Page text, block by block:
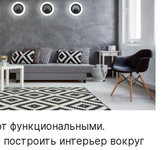
функциональными.
интерьер вокруг